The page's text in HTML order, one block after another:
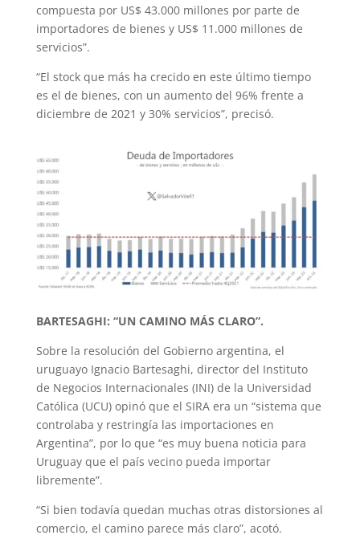
compuesta por US$ 43.000 millones por parte de
importadores de bienes y US$ 11.000 millones de
servicios”.
“El stock que más ha crecido en este último tiempo
es el de bienes, con un aumento del 96% frente a
diciembre de 2021 y 30% servicios”, precisó.
BARTESAGHI: “UN CAMINO MÁS CLARO”.
Sobre la resolución del Gobierno argentina, el
uruguayo Ignacio Bartesaghi, director del Instituto
de Negocios Internacionales (INI) de la Universidad
Católica (UCU) opinó que el SIRA era un “sistema que
controlaba y restringía las importaciones en
Argentina”, por lo que “es muy buena noticia para
Uruguay que el país vecino pueda importar
libremente”.
“Si bien todavía quedan muchas otras distorsiones al
comercio, el camino parece más claro”, acotó.